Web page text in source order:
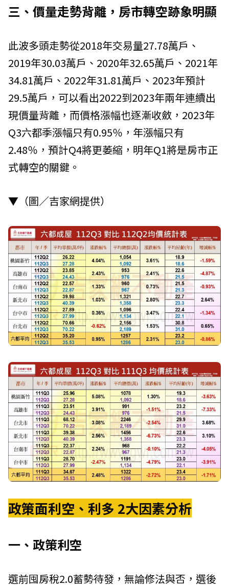
三、價量走勢背離，房市轉空跡象明顯
此波多頭走勢從2018年交易量27.78萬戶、
2019年30.03萬戶、2020年32.65萬戶、2021年
34.81萬戶、2022年31.81萬戶、2023年預計
29.5萬戶，可以看出2022到2023年兩年連續出
現價量背離，而價格漲幅也逐漸收斂，2023年
Q3六都季漲幅只有0.95％，年漲幅只有
2.48％，預計Q4將更萎縮，明年Q1將是房市正
式轉空的關鍵。
▼（圖／吉家網提供）
政策面利空、利多 2大因素分析
一、政策利空
選前囤房稅2.0蓄勢待發，無論修法與否，選後